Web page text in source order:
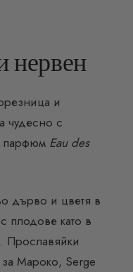
нервен
и
чудесно с
парфюм Eau des
дърво и цветя в
плодове като в
Прославяйки
Мароко, Serge